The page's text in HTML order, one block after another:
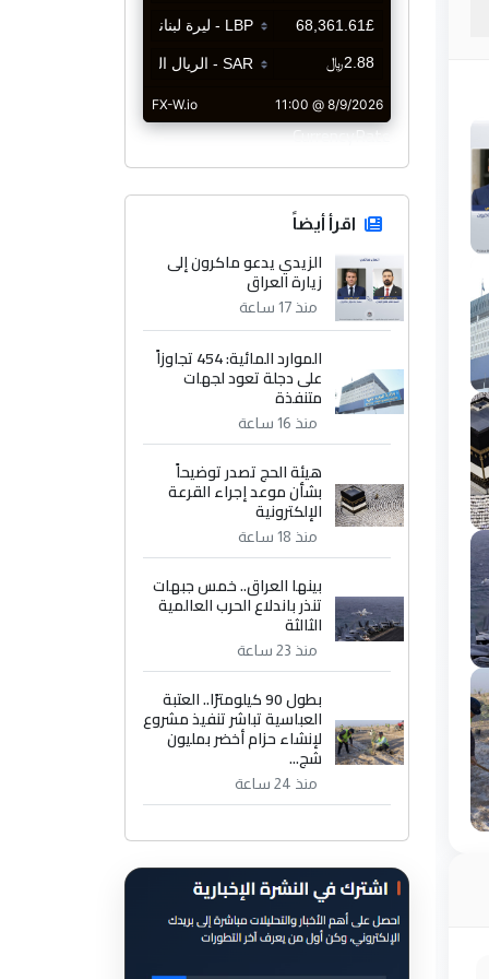
CurrencyRate
اقرأ أيضاً
الزيدي يدعو ماكرون إلى
زيارة العراق
منذ 17 ساعة
الموارد المائية: 454 تجاوزاً
على دجلة تعود لجهات
متنفذة
منذ 16 ساعة
هيئة الحج تصدر توضيحاً
بشأن موعد إجراء القرعة
الإلكترونية
منذ 18 ساعة
بينها العراق.. خمس جبهات
تنذر باندلاع الحرب العالمية
الثالثة
منذ 23 ساعة
بطول 90 كيلومترًا.. العتبة
العباسية تباشر تنفيذ مشروع
لإنشاء حزام أخضر بمليون
شج...
منذ 24 ساعة